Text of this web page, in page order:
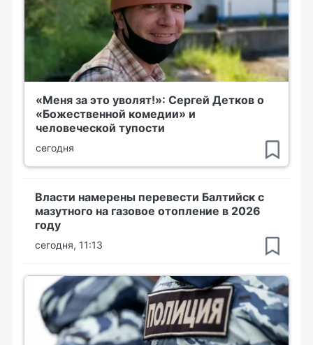
«Меня за это уволят!»: Сергей Детков о
«Божественной комедии» и
человеческой тупости
сегодня
Власти намерены перевести Балтийск с
мазутного на газовое отопление в 2026
году
сегодня, 11:13